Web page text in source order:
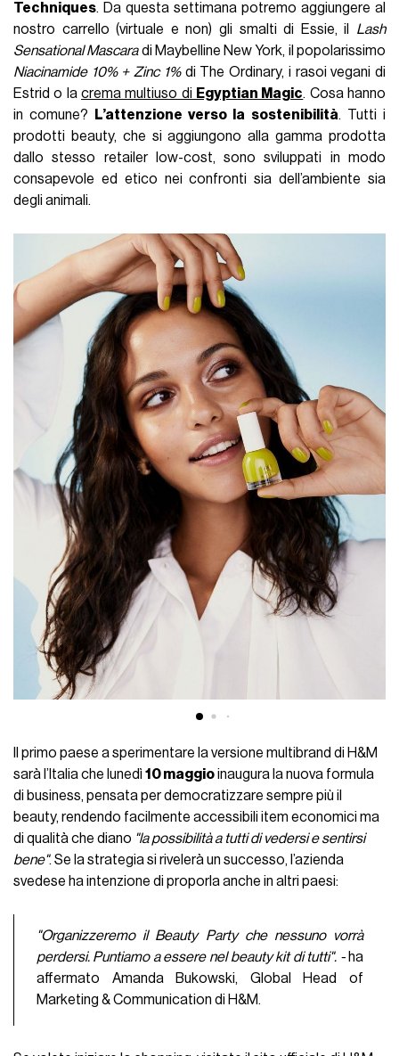
Techniques. Da questa settimana potremo aggiungere al
nostro carrello (virtuale e non) gli smalti di Essie, il Lash
Sensational Mascaradi Maybelline New York, il popolarissimo
Niacinamide 10% + Zinc 1%di The Ordinary, i rasoi vegani di
Estrid o lacrema multiuso di Egyptian Magic. Cosa hanno
in comune?
L’attenzione verso la sostenibilità. Tutti i
prodotti beauty, che si aggiungono alla gamma prodotta
dallo stesso retailer low-cost, sono sviluppati in modo
consapevole ed etico nei confronti sia dell’ambiente sia
degli animali.
Il primo paese a sperimentare la versione multibrand di H&M
sarà l’Italia che lunedì10 maggioinaugura la nuova formula
di business, pensata per democratizzare sempre più il
beauty, rendendo facilmente accessibili item economici ma
di qualità che diano "la possibilità a tutti di vedersi e sentirsi
bene". Se la strategia si rivelerà un successo, l’azienda
svedese ha intenzione di proporla anche in altri paesi:
"Organizzeremo il Beauty Party che nessuno vorrà
perdersi.Puntiamo a essere nel beauty kit di tutti". - ha
affermato Amanda Bukowski, Global Head of
Marketing & Communication di H&M.